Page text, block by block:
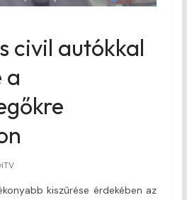
civil autókkal
a
kiszűrése érdekében az